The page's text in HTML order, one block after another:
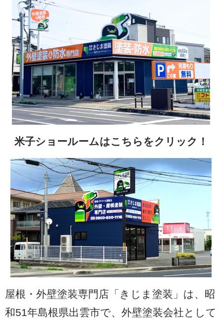
米子ショールームはこちらをクリック！
屋根・外壁塗装専門店「きじま塗装」は、昭
和51年島根県出雲市で、外壁塗装会社として